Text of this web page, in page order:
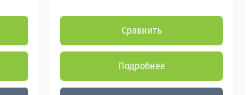
Сравнить
Подробнее